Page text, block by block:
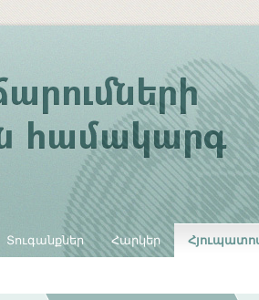
Տուգանքներ Հարկեր